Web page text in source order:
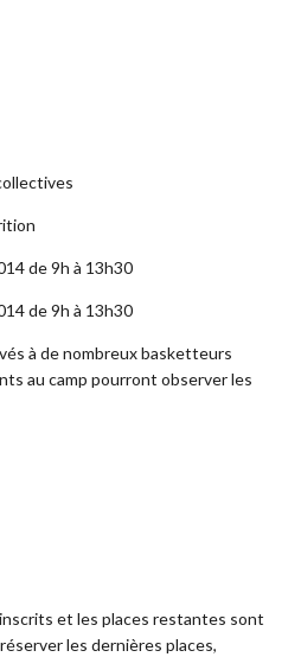
de 9h à 13h30
de 9h à 13h30
à de nombreux basketteurs
au camp pourront observer les
et les places restantes sont
les dernières places,